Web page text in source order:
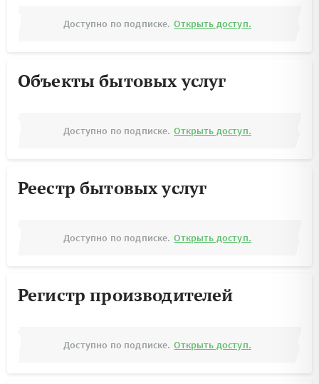
Доступно по подписке. Открыть доступ.
Объекты бытовых услуг
Доступно по подписке. Открыть доступ.
Реестр бытовых услуг
Доступно по подписке. Открыть доступ.
Регистр производителей
Доступно по подписке. Открыть доступ.